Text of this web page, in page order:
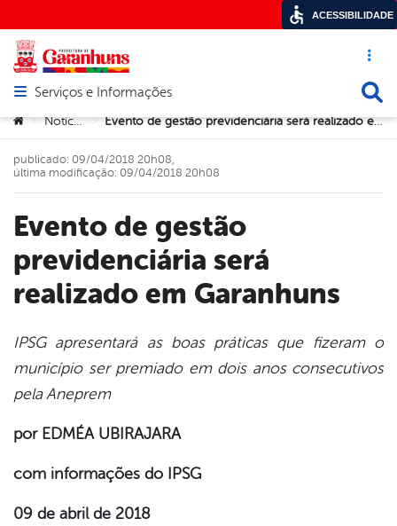
Acesso
Abrir menu principal de navegação
Serviços e Informações
Você está aqui:
> Notícias > Evento de gestão previdenciária será realizado em Garanhuns
Evento de gestão
previdenciária será
realizado em Garanhuns
publicado: 09/04/2018 20h08,
última modificação: 09/04/2018 20h08
IPSG apresentará as boas práticas que fizeram o
município ser premiado em dois anos consecutivos
pela Aneprem
por EDMÉA UBIRAJARA
com informações do IPSG
09 de abril de 2018
ACESSIBILIDADE